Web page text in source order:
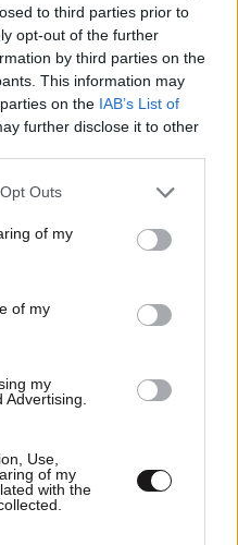
to third parties prior to
opt-out of the further
by third parties on the
This information may
on the IAB’s List of
further disclose it to other
uses one or more Google
You may click to
and its third-party tags to
purposes in below Google
Outs
of my
of my
my
Use,
of my
with the
Στο νοσοκομείο
μετά από